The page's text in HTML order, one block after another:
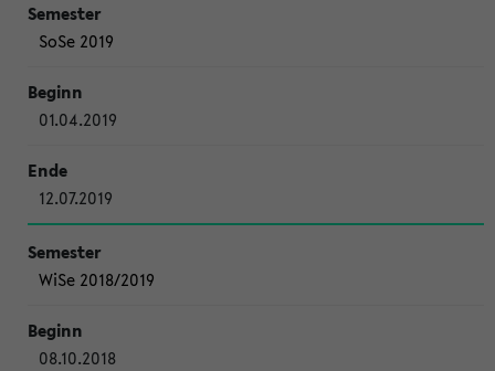
SoSe 2019
01.04.2019
12.07.2019
WiSe 2018/2019
08.10.2018